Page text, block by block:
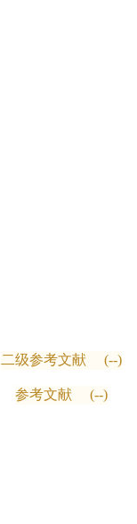
二级参考文献 (--)
参考文献 (--)